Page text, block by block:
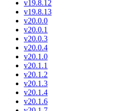
v19.8.12
v19.8.13
v20.0.0
v20.0.1
v20.0.3
v20.0.4
v20.1.0
v20.1.1
v20.1.2
v20.1.3
v20.1.4
v20.1.6